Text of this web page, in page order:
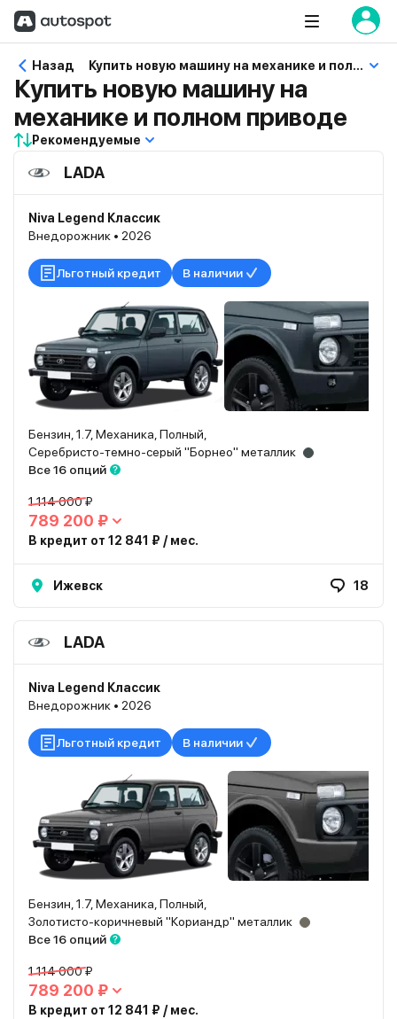
Назад Купить новую машину на механике и полном приводе
Купить новую машину на
механике и полном приводе
Рекомендуемые
LADA
Niva Legend Классик
Внедорожник • 2026
Льготный кредит В наличии
Бензин, 1.7, Механика, Полный,
Серебристо-темно-серый "Борнео" металлик
Все 16 опций
1 114 000 ₽
789 200 ₽
В кредит от 12 841 ₽ / мес.
Ижевск 18
LADA
Niva Legend Классик
Внедорожник • 2026
Льготный кредит В наличии
Бензин, 1.7, Механика, Полный,
Золотисто-коричневый "Кориандр" металлик
Все 16 опций
1 114 000 ₽
789 200 ₽
В кредит от 12 841 ₽ / мес.